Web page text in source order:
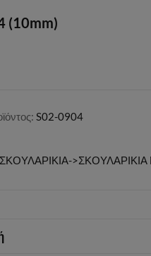
(10mm)
S02-0904